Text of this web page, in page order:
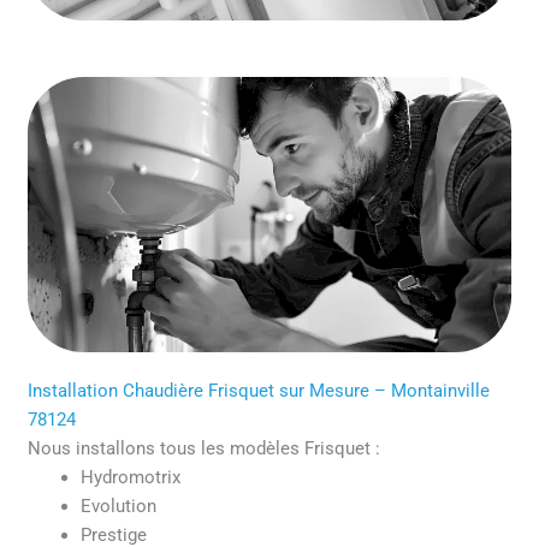
Installation Chaudière Frisquet sur Mesure – Montainville
78124
Nous installons tous les modèles Frisquet :
Hydromotrix
Evolution
Prestige